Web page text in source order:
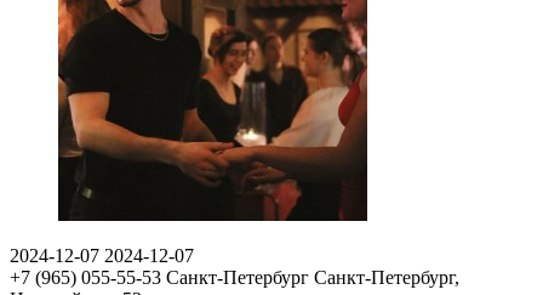
2024-12-07 2024-12-07
+7 (965) 055-55-53 Санкт-Петербург Санкт-Петербург,